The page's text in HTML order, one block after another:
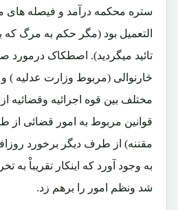
ستره محکمه درآمد و فیصله
التعمیل بود (مگر حکم به مرگ که
تائید میگردید). اصطکاک درمورد
څارنوالی (مربوط وزارت عدلیه )
مختلف بین قوه اجرائیه
قوانین مربوط به امور قضائی از
مقننه) از طرف دیگر برخورد
به وجود آورد که اینکار تقریباْ به
شد ونظم امور را برهم زد.